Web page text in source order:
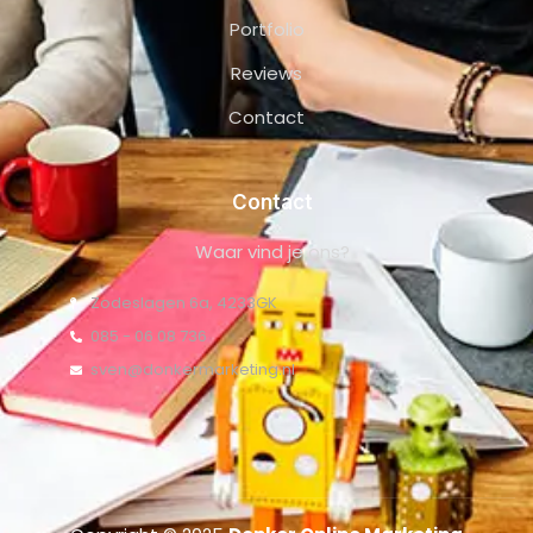
Portfolio
Reviews
Contact
Contact
Waar vind je ons?
Zodeslagen 6a, 4233GK
085 - 06 08 736
sven@donkermarketing.nl